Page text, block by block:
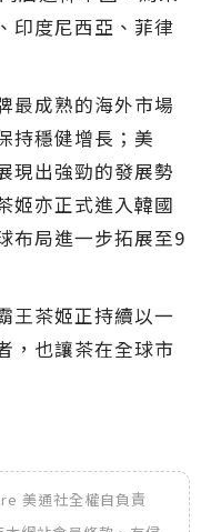
印度尼西亞、菲律
最成熟的海外市場
持穩健增長；美
現出強勁的發展勢
姬亦正式進入韓國
布局進一步拓展至9
王茶姬正持續以一
，也讓茶在全球市
美通社全權自負責